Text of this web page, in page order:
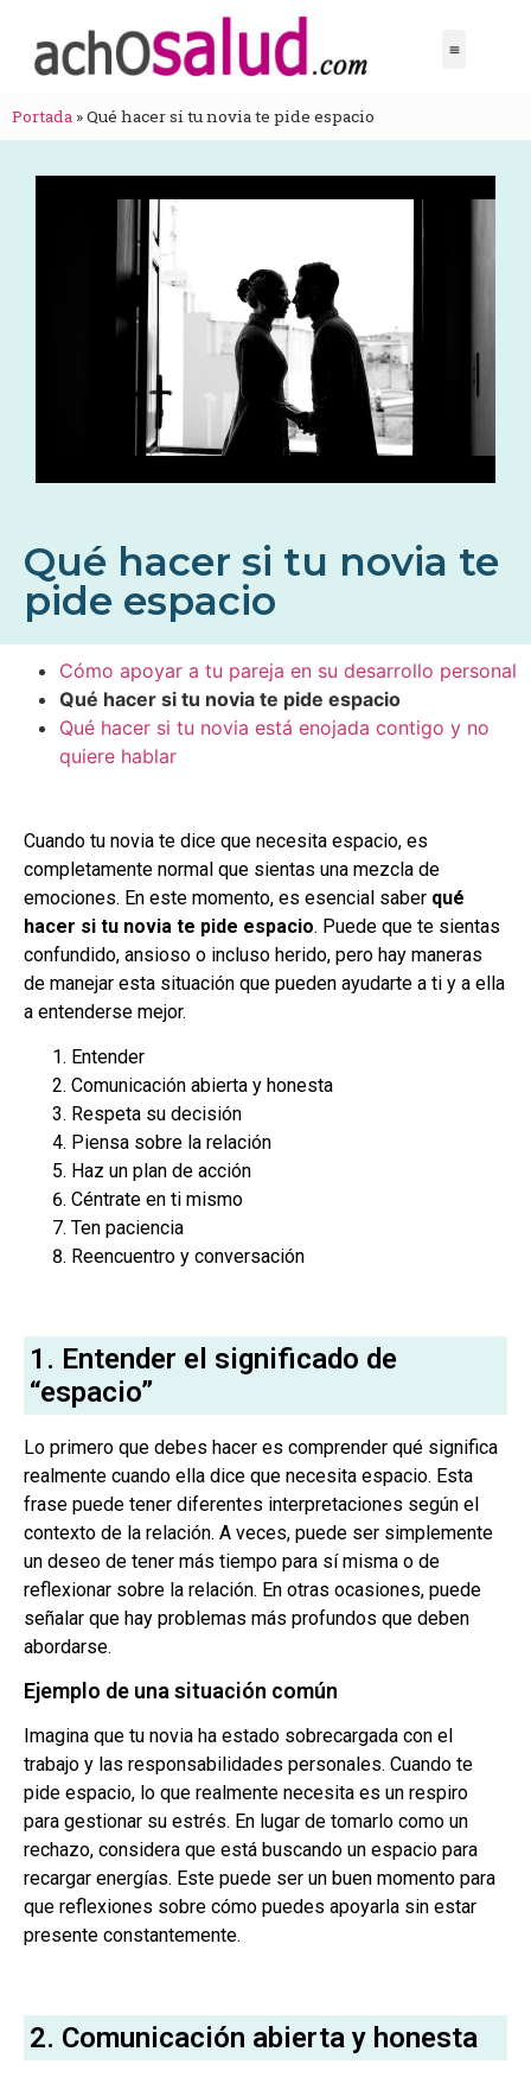
Portada »Qué hacer si tu novia te pide espacio
Qué hacer si tu novia te
pide espacio
Cómo apoyar a tu pareja en su desarrollo personal
Qué hacer si tu novia te pide espacio
Qué hacer si tu novia está enojada contigo y no
quiere hablar
Cuando tu novia te dice que necesita espacio, es
completamente normal que sientas una mezcla de
emociones. En este momento, es esencial saber qué
hacer si tu novia te pide espacio. Puede que te sientas
confundido, ansioso o incluso herido, pero hay maneras
de manejar esta situación que pueden ayudarte a ti y a ella
a entenderse mejor.
Entender
Comunicación abierta y honesta
Respeta su decisión
Piensa sobre la relación
Haz un plan de acción
Céntrate en ti mismo
Ten paciencia
Reencuentro y conversación
1. Entender el significado de
“espacio”
Lo primero que debes hacer es comprender qué significa
realmente cuando ella dice que necesita espacio. Esta
frase puede tener diferentes interpretaciones según el
contexto de la relación. A veces, puede ser simplemente
un deseo de tener más tiempo para sí misma o de
reflexionar sobre la relación. En otras ocasiones, puede
señalar que hay problemas más profundos que deben
abordarse.
Ejemplo de una situación común
Imagina que tu novia ha estado sobrecargada con el
trabajo y las responsabilidades personales. Cuando te
pide espacio, lo que realmente necesita es un respiro
para gestionar su estrés. En lugar de tomarlo como un
rechazo, considera que está buscando un espacio para
recargar energías. Este puede ser un buen momento para
que reflexiones sobre cómo puedes apoyarla sin estar
presente constantemente.
2. Comunicación abierta y honesta